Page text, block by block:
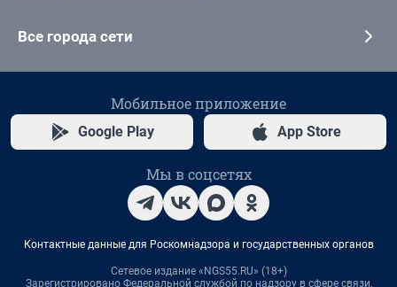
Все города сети
Мобильное приложение
Google Play App Store
Мы в соцсетях
Контактные данные для Роскомнадзора и государственных органов
Сетевое издание «NGS55.RU» (18+)
Зарегистрировано Федеральной службой по надзору в сфере связи,